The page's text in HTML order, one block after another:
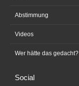
Abstimmung
Videos
Wer hätte das gedacht?
Social